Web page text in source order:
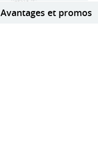
Avantages et promos